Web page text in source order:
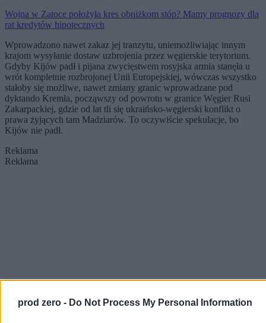
prod zero - Do Not Process My Personal Information
Wojna w Zatoce położyła kres obniżkom stóp? Mamy prognozy dla
rat kredytów hipotecznych
Wprowadzono nawet zakaz jej tranzytu, uniemożliwiając innym
krajom wysyłanie dostaw uzbrojenia przez węgierskie terytorium.
Gdyby Kijów padł i pijana zwycięstwem rosyjska armia stanęła u
wrót kompletnie rozbrojonej Unii Europejskiej, wówczas wszystko
stałoby się możliwe, nawet zmiany granic wprowadzane pod
dyktando Kremla, począwszy od powrotu w granice Węgier Rusi
Zakarpackiej, gdzie od lat tli się ukraińsko‑węgierski konflikt o
prawa żyjących tam Madziarów. To oczywiście spekulacje, bo
Kijów nie padł.
Reklama
Reklama